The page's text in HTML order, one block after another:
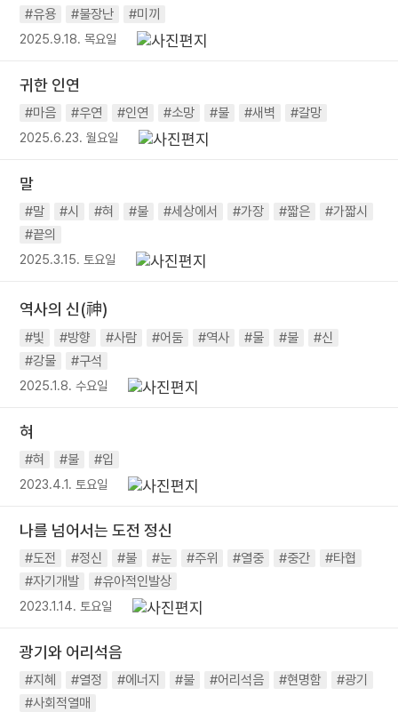
#유용
#불장난 #미끼
2025.9.18. 목요일
귀한 인연
#마음 #우연 #인연 #소망 #불 #새벽 #갈망
2025.6.23. 월요일
말
#말 #시 #혀 #불 #세상에서 #가장 #짧은
#가짧시
#끝의
2025.3.15. 토요일
역사의 신(神)
#빛 #방향 #사람 #어둠 #역사 #물 #불
#신
#강물
#구석
2025.1.8. 수요일
혀
#혀 #불 #입
2023.4.1. 토요일
나를 넘어서는 도전 정신
#도전 #정신 #불 #눈 #주위 #열중 #중간
#타협
#자기개발
#유아적인발상
2023.1.14. 토요일
광기와 어리석음
#지혜 #열정 #에너지 #불 #어리석음 #현명함
#광기
#사회적열매